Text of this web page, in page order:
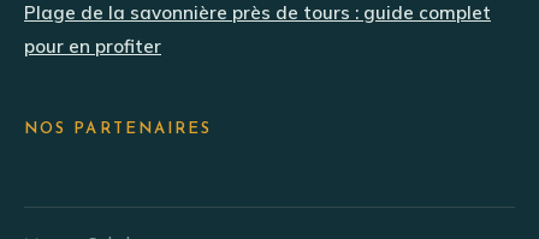
Plage de la savonnière près de tours : guide complet
pour en profiter
NOS PARTENAIRES